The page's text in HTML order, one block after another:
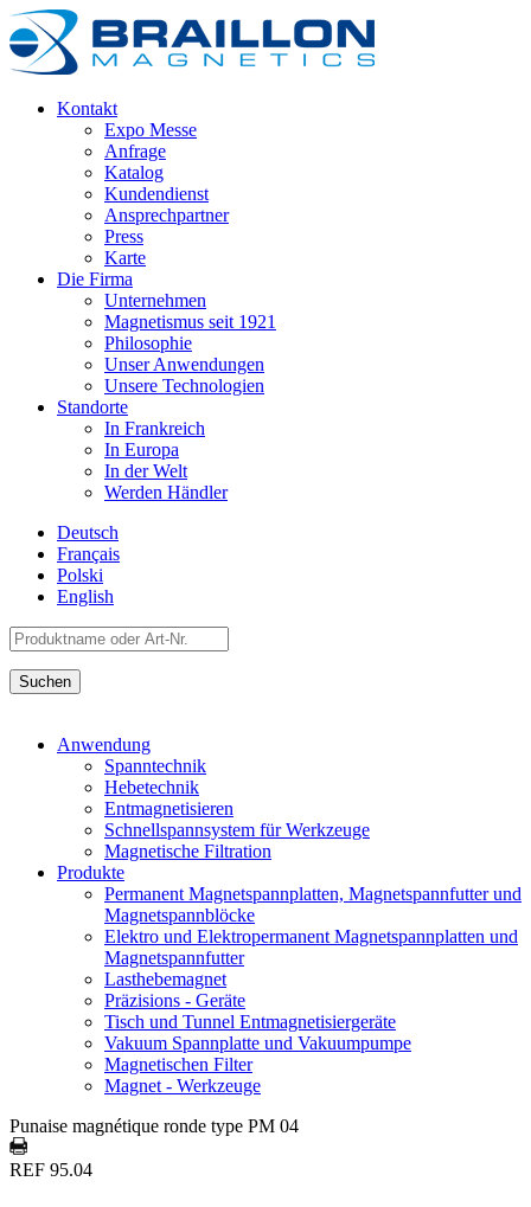
Kontakt
Expo Messe
Anfrage
Katalog
Kundendienst
Ansprechpartner
Press
Karte
Die Firma
Unternehmen
Magnetismus seit 1921
Philosophie
Unser Anwendungen
Unsere Technologien
Standorte
In Frankreich
In Europa
In der Welt
Werden Händler
Deutsch
Français
Polski
English
Anwendung
Spanntechnik
Hebetechnik
Entmagnetisieren
Schnellspannsystem für Werkzeuge
Magnetische Filtration
Produkte
Permanent Magnetspannplatten, Magnetspannfutter und
Magnetspannblöcke
Elektro und Elektropermanent Magnetspannplatten und
Magnetspannfutter
Lasthebemagnet
Präzisions - Geräte
Tisch und Tunnel Entmagnetisiergeräte
Vakuum Spannplatte und Vakuumpumpe
Magnetischen Filter
Magnet - Werkzeuge
Punaise magnétique ronde type PM 04
REF 95.04